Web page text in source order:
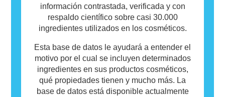
información contrastada, verificada y con
respaldo científico sobre casi 30.000
ingredientes utilizados en los cosméticos.
Esta base de datos le ayudará a entender el
motivo por el cual se incluyen determinados
ingredientes en sus productos cosméticos,
qué propiedades tienen y mucho más. La
base de datos está disponible actualmente